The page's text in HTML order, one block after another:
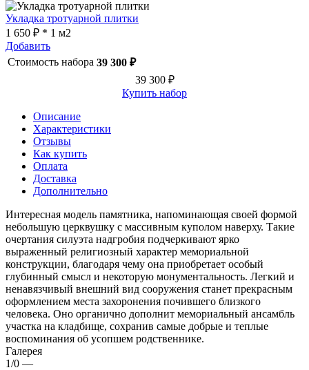
Укладка тротуарной плитки
1 650 ₽ * 1 м2
Добавить
Стоимость набора 39 300 ₽
39 300 ₽
Купить набор
Описание
Характеристики
Отзывы
Как купить
Оплата
Доставка
Дополнительно
Интересная модель памятника, напоминающая своей формой
небольшую церквушку с массивным куполом наверху. Такие
очертания силуэта надгробия подчеркивают ярко
выраженный религиозный характер мемориальной
конструкции, благодаря чему она приобретает особый
глубинный смысл и некоторую монументальность. Легкий и
ненавязчивый внешний вид сооружения станет прекрасным
оформлением места захоронения почившего близкого
человека. Оно органично дополнит мемориальный ансамбль
участка на кладбище, сохранив самые добрые и теплые
воспоминания об усопшем родственнике.
Галерея
1/0 —